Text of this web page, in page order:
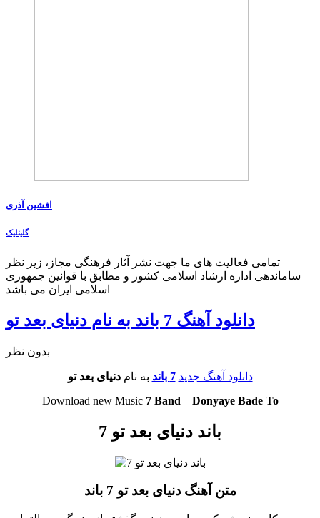
افشین آذری
گلینلیک
تمامی فعالیت های ما جهت نشر آثار فرهنگی مجاز، زیر نظر
ساماندهی اداره ارشاد اسلامی کشور و مطابق با قوانین جمهوری
اسلامی ایران می باشد
دانلود آهنگ 7 باند به نام دنیای بعد تو
بدون نظر
دانلود آهنگ جدید 7 باند به نامدنیای بعد تو
Download new Music 7 Band – Donyaye Bade To
7 باند دنیای بعد تو
متن آهنگ دنیای بعد تو 7 باند